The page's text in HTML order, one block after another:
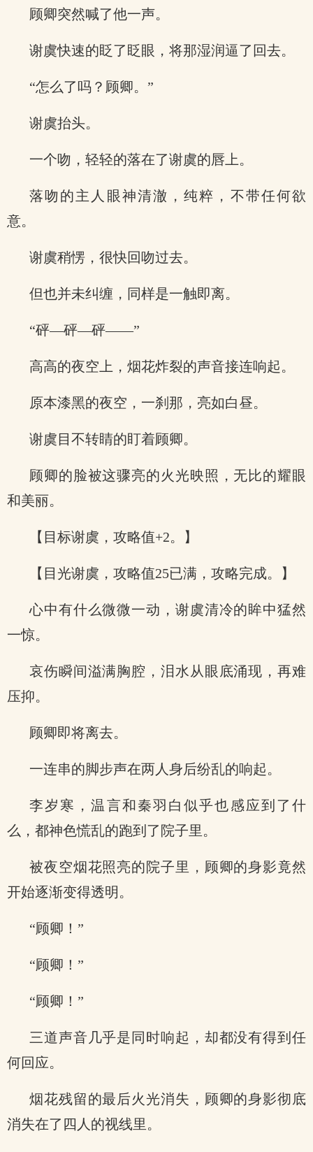
顾卿突然喊了他一声。
谢虞快速的眨了眨眼，将那湿润逼了回去。
“怎么了吗？顾卿。”
谢虞抬头。
一个吻，轻轻的落在了谢虞的唇上。
落吻的主人眼神清澈，纯粹，不带任何欲
意。
谢虞稍愣，很快回吻过去。
但也并未纠缠，同样是一触即离。
“砰—砰—砰——”
高高的夜空上，烟花炸裂的声音接连响起。
原本漆黑的夜空，一刹那，亮如白昼。
谢虞目不转睛的盯着顾卿。
顾卿的脸被这骤亮的火光映照，无比的耀眼
和美丽。
【目标谢虞，攻略值+2。】
【目光谢虞，攻略值25已满，攻略完成。】
心中有什么微微一动，谢虞清冷的眸中猛然
一惊。
哀伤瞬间溢满胸腔，泪水从眼底涌现，再难
压抑。
顾卿即将离去。
一连串的脚步声在两人身后纷乱的响起。
李岁寒，温言和秦羽白似乎也感应到了什
么，都神色慌乱的跑到了院子里。
被夜空烟花照亮的院子里，顾卿的身影竟然
开始逐渐变得透明。
“顾卿！”
“顾卿！”
“顾卿！”
三道声音几乎是同时响起，却都没有得到任
何回应。
烟花残留的最后火光消失，顾卿的身影彻底
消失在了四人的视线里。